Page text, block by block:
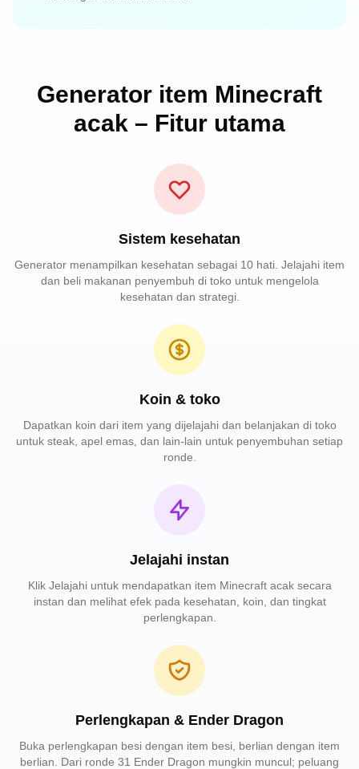
Generator item Minecraft
acak – Fitur utama
Sistem kesehatan
Generator menampilkan kesehatan sebagai 10 hati. Jelajahi item
dan beli makanan penyembuh di toko untuk mengelola
kesehatan dan strategi.
Koin & toko
Dapatkan koin dari item yang dijelajahi dan belanjakan di toko
untuk steak, apel emas, dan lain-lain untuk penyembuhan setiap
ronde.
Jelajahi instan
Klik Jelajahi untuk mendapatkan item Minecraft acak secara
instan dan melihat efek pada kesehatan, koin, dan tingkat
perlengkapan.
Perlengkapan & Ender Dragon
Buka perlengkapan besi dengan item besi, berlian dengan item
berlian. Dari ronde 31 Ender Dragon mungkin muncul; peluang